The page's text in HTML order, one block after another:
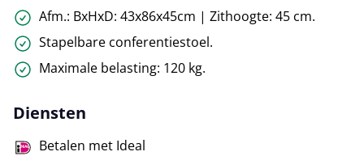
Afm.: BxHxD: 43x86x45cm | Zithoogte: 45 cm.
Stapelbare conferentiestoel.
Maximale belasting: 120 kg.
Diensten
Betalen met Ideal